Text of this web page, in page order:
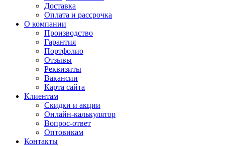
Доставка
Оплата и рассрочка
О компании
Производство
Гарантия
Портфолио
Отзывы
Реквизиты
Вакансии
Карта сайта
Клиентам
Скидки и акции
Онлайн-калькулятор
Вопрос-ответ
Оптовикам
Контакты